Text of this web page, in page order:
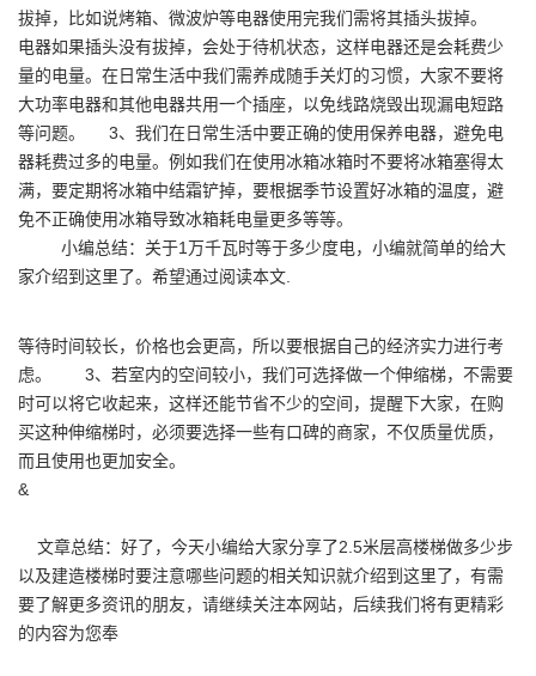
拔掉，比如说烤箱、微波炉等电器使用完我们需将其插头拔掉。
电器如果插头没有拔掉，会处于待机状态，这样电器还是会耗费少
量的电量。在日常生活中我们需养成随手关灯的习惯，大家不要将
大功率电器和其他电器共用一个插座，以免线路烧毁出现漏电短路
等问题。 3、我们在日常生活中要正确的使用保养电器，避免电
器耗费过多的电量。例如我们在使用冰箱冰箱时不要将冰箱塞得太
满，要定期将冰箱中结霜铲掉，要根据季节设置好冰箱的温度，避
免不正确使用冰箱导致冰箱耗电量更多等等。
小编总结：关于1万千瓦时等于多少度电，小编就简单的给大
家介绍到这里了。希望通过阅读本文.
等待时间较长，价格也会更高，所以要根据自己的经济实力进行考
虑。 3、若室内的空间较小，我们可选择做一个伸缩梯，不需要
时可以将它收起来，这样还能节省不少的空间，提醒下大家，在购
买这种伸缩梯时，必须要选择一些有口碑的商家，不仅质量优质，
而且使用也更加安全。
&
文章总结：好了，今天小编给大家分享了2.5米层高楼梯做多少步
以及建造楼梯时要注意哪些问题的相关知识就介绍到这里了，有需
要了解更多资讯的朋友，请继续关注本网站，后续我们将有更精彩
的内容为您奉